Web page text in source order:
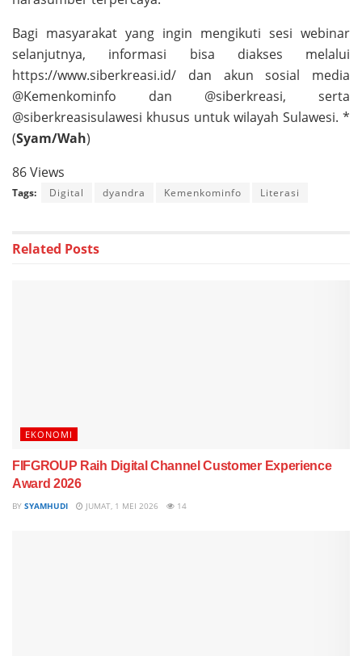
Bagi masyarakat yang ingin mengikuti sesi webinar
selanjutnya, informasi bisa diakses melalui
https://www.siberkreasi.id/ dan akun sosial media
@Kemenkominfo dan @siberkreasi, serta
@siberkreasisulawesi khusus untuk wilayah Sulawesi. *
(Syam/Wah)
86 Views
Tags: Digital dyandra Kemenkominfo Literasi
Related Posts
EKONOMI
FIFGROUP Raih Digital Channel Customer Experience
Award 2026
BY SYAMHUDI JUMAT, 1 MEI 2026 14